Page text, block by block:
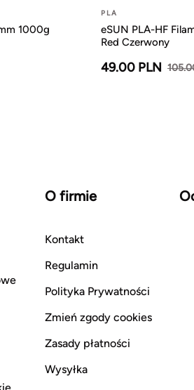
1000g
PLA
eSUN PLA-HF
Red Czerwony
49.00 PLN
O firmie
Kontakt
Regulamin
Polityka Prywatności
Zmień zgody cookies
Zasady płatności
Wysyłka